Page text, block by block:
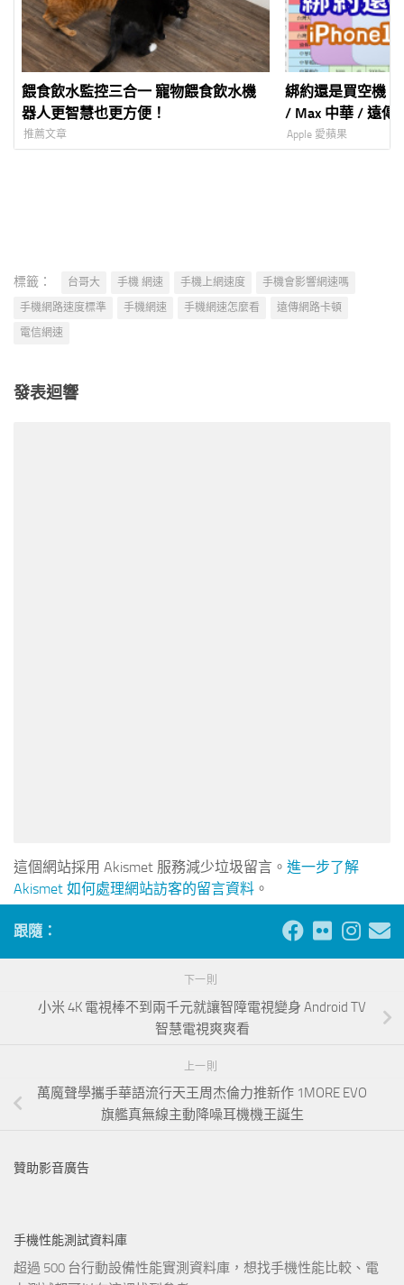
餵食飲水監控三合一 寵物餵食飲水機
器人更智慧也更方便！
推薦文章
綁約還是買空機
/ Max 中華 / 遠傳
機資費全彙整 試
Apple 愛蘋果
標籤： 台哥大 手機 網速 手機上網速度
手機會影響網速嗎
手機網路速度標準
手機網速 手機網速怎麼看
遠傳網路卡頓
電信網速
發表迴響
這個網站採用 Akismet 服務減少垃圾留言。 進一步了解
Akismet 如何處理網站訪客的留言資料 。
跟隨：
下一則
小米 4K 電視棒不到兩千元就讓智障電視變身 Android TV
智慧電視爽爽看
上一則
萬魔聲學攜手華語流行天王周杰倫力推新作 1MORE EVO
旗艦真無線主動降噪耳機機王誕生
贊助影音廣告
手機性能測試資料庫
超過 500 台行動設備性能實測資料庫，想找手機性能比較、電